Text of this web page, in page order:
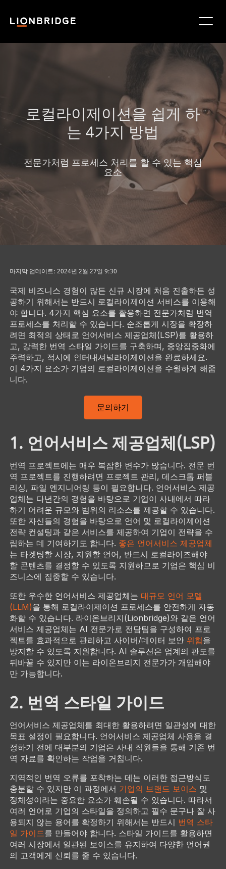
로컬라이제이션을 쉽게 하
는 4가지 방법
전문가처럼 프로세스 처리를 할 수 있는 핵심
요소
마지막 업데이트: 2024년 2월 27일 9:30
국제 비즈니스 경험이 많든 신규 시장에 처음 진출하든 성
공하기 위해서는 반드시 로컬라이제이션 서비스를 이용해
야 합니다. 4가지 핵심 요소를 활용하면 전문가처럼 번역
프로세스를 처리할 수 있습니다. 순조롭게 시장을 확장하
려면 최적의 상태로 언어서비스 제공업체(LSP)를 활용하
고, 강력한 번역 스타일 가이드를 구축하며, 중앙집중화에
주력하고, 적시에 인터내셔널라이제이션을 완료하세요.
이 4가지 요소가 기업의 로컬라이제이션을 수월하게 해줍
니다.
문의하기
1. 언어서비스 제공업체(LSP)
번역 프로젝트에는 매우 복잡한 변수가 많습니다. 전문 번
역 프로젝트를 진행하려면 프로젝트 관리, 데스크톱 퍼블
리싱, 파일 엔지니어링 등이 필요합니다. 언어서비스 제공
업체는 다년간의 경험을 바탕으로 기업이 사내에서 따라
하기 어려운 규모와 범위의 리소스를 제공할 수 있습니다.
또한 자신들의 경험을 바탕으로 언어 및 로컬라이제이션
전략 컨설팅과 같은 서비스를 제공하여 기업이 전략을 수
립하는 데 기여하기도 합니다. 좋은 언어서비스 제공업체
는 타겟팅할 시장, 지원할 언어, 반드시 로컬라이즈해야
할 콘텐츠를 결정할 수 있도록 지원하므로 기업은 핵심 비
즈니스에 집중할 수 있습니다.
또한 우수한 언어서비스 제공업체는 대규모 언어 모델
(LLM)을 통해 로컬라이제이션 프로세스를 안전하게 자동
화할 수 있습니다. 라이온브리지(Lionbridge)와 같은 언어
서비스 제공업체는 AI 전문가로 전담팀을 구성하여 프로
젝트를 효과적으로 관리하고 사이버/데이터 보안 위험을
방지할 수 있도록 지원합니다. AI 솔루션은 업계의 판도를
뒤바꿀 수 있지만 이는 라이온브리지 전문가가 개입해야
만 가능합니다.
2. 번역 스타일 가이드
언어서비스 제공업체를 최대한 활용하려면 일관성에 대한
목표 설정이 필요합니다. 언어서비스 제공업체 사용을 결
정하기 전에 대부분의 기업은 사내 직원들을 통해 기존 번
역 자료를 확인하는 작업을 거칩니다.
지역적인 번역 오류를 포착하는 데는 이러한 접근방식도
충분할 수 있지만 이 과정에서 기업의 브랜드 보이스 및
정체성이라는 중요한 요소가 훼손될 수 있습니다. 따라서
여러 언어로 기업의 스타일을 정의하고 필수 문구나 잘 사
용되지 않는 용어를 확정하기 위해서는 반드시 번역 스타
일 가이드를 만들어야 합니다. 스타일 가이드를 활용하면
여러 시장에서 일관된 보이스를 유지하여 다양한 언어권
의 고객에게 신뢰를 줄 수 있습니다.